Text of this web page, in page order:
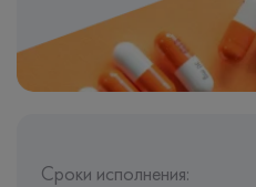
Сроки исполнения: